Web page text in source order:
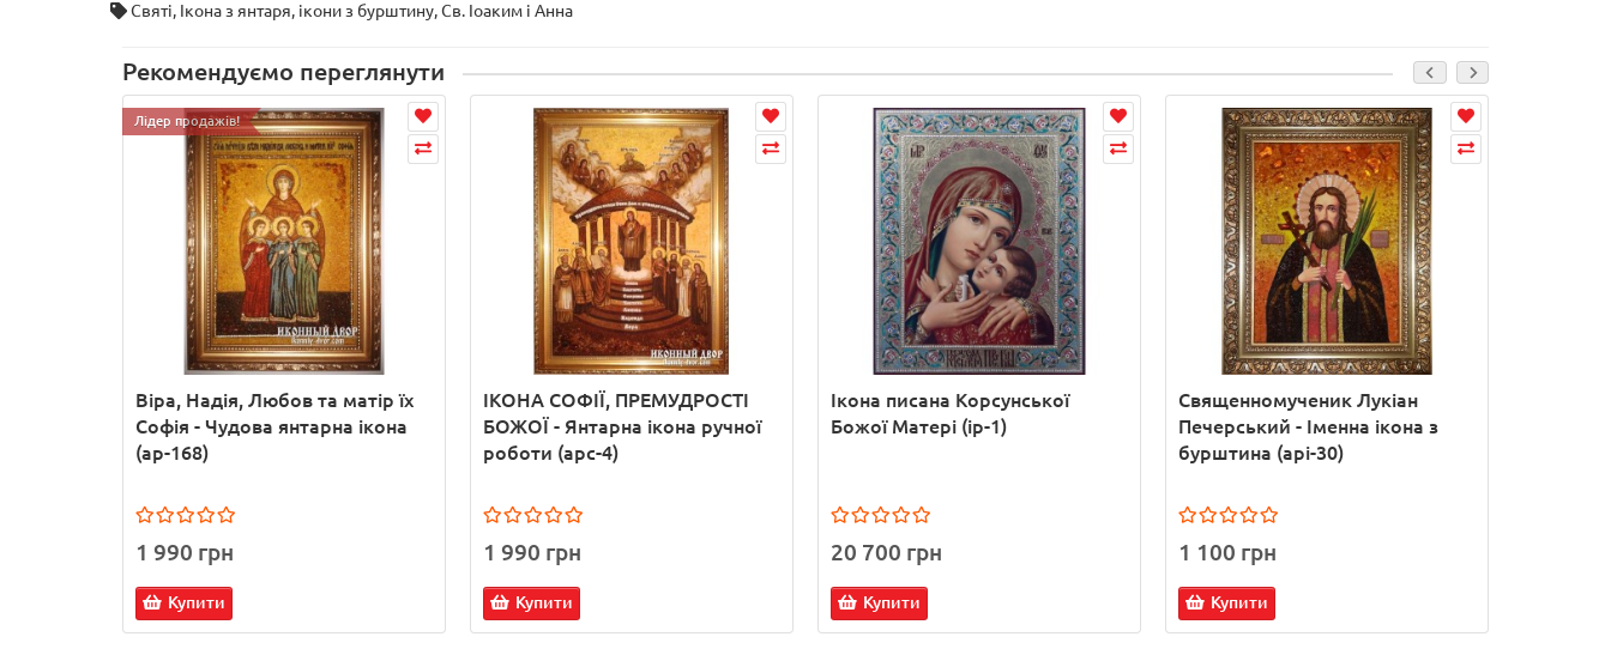
Святі, Ікона з янтаря, ікони з бурштину,Св. Іоаким і Анна
Рекомендуємо переглянути
Лідер продажів!
Віра, Надія, Любов та матір їх
Софія - Чудова янтарна ікона
(ар-168)
1 990 грн
Купити
ІКОНА СОФІЇ, ПРЕМУДРОСТІ
БОЖОЇ - Янтарна ікона ручної
роботи (арс-4)
1 990 грн
Купити
Ікона писана Корсунської
Божої Матері (ір-1)
20 700 грн
Купити
Священномученик Лукіан
Печерський - Іменна ікона з
бурштина (арі-30)
1 100 грн
Купити